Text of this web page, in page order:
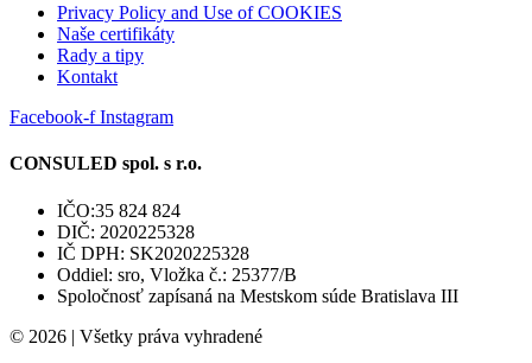
Privacy Policy and Use of COOKIES
Naše certifikáty
Rady a tipy
Kontakt
Facebook-f Instagram
CONSULED spol. s r.o.
IČO:35 824 824
DIČ: 2020225328
IČ DPH: SK2020225328
Oddiel: sro, Vložka č.: 25377/B
Spoločnosť zapísaná na Mestskom súde Bratislava III
© 2026 | Všetky práva vyhradené